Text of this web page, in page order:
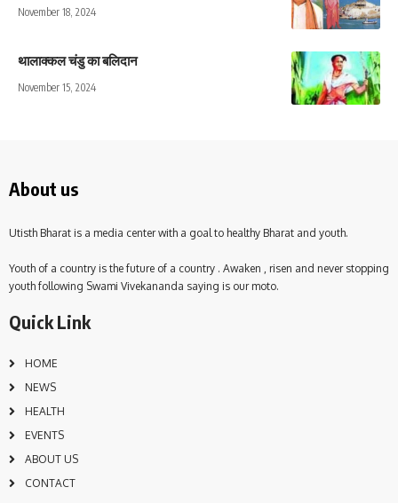
November 18, 2024
थालाक्कल चंडु का बलिदान
November 15, 2024
About us
Utisth Bharat is a media center with a goal to healthy Bharat and youth.
Youth of a country is the future of a country . Awaken , risen and never stopping
youth following Swami Vivekananda saying is our moto.
Quick Link
HOME
NEWS
HEALTH
EVENTS
ABOUT US
CONTACT